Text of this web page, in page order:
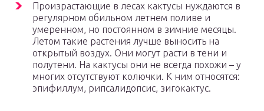
Произрастающие в лесах кактусы нуждаются в
регулярном обильном летнем поливе и
умеренном, но постоянном в зимние месяцы.
Летом такие растения лучше выносить на
открытый воздух. Они могут расти в тени и
полутени. На кактусы они не всегда похожи – у
многих отсутствуют колючки. К ним относятся:
эпифиллум, рипсалидопсис, зигокактус.